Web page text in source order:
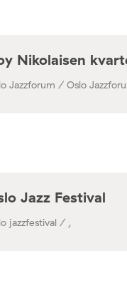
Nikolaisen
Jazzforum / Oslo
Jazz Festival
jazzfestival / ,